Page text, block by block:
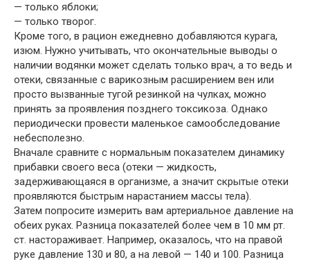
— только яблоки;
— только творог.
Кроме того, в рацион ежедневно добавляются курага,
изюм. Нужно учитывать, что окончательные выводы о
наличии водянки может сделать только врач, а то ведь и
отеки, связанные с варикозным расширением вен или
просто вызванные тугой резинкой на чулках, можно
принять за проявления позднего токсикоза. Однако
периодически провести маленькое самообследование
небесполезно.
Вначале сравните с нормальным показателем динамику
прибавки своего веса (отеки — жидкость,
задерживающаяся в организме, а значит скрытые отеки
проявляются быстрым нарастанием массы тела).
Затем попросите измерить вам артериальное давление на
обеих руках. Разница показателей более чем в 10 мм рт.
ст. настораживает. Например, оказалось, что на правой
руке давление 130 и 80, а на левой — 140 и 100. Разница